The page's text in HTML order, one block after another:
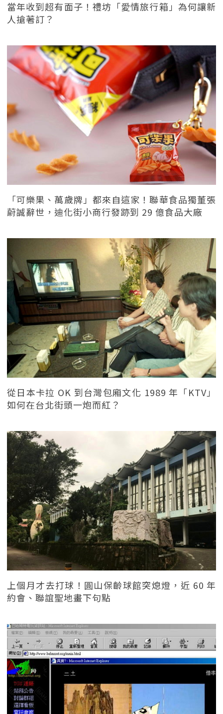
當年收到超有面子！禮坊「愛情旅行箱」為何讓新
人搶著訂？
「可樂果、萬歲牌」都來自這家！聯華食品獨董張
蔚誠辭世，迪化街小商行發跡到 29 億食品大廠
從日本卡拉 OK 到台灣包廂文化 1989 年「KTV」
如何在台北街頭一炮而紅？
上個月才去打球！圓山保齡球館突熄燈，近 60 年
約會、聯誼聖地畫下句點